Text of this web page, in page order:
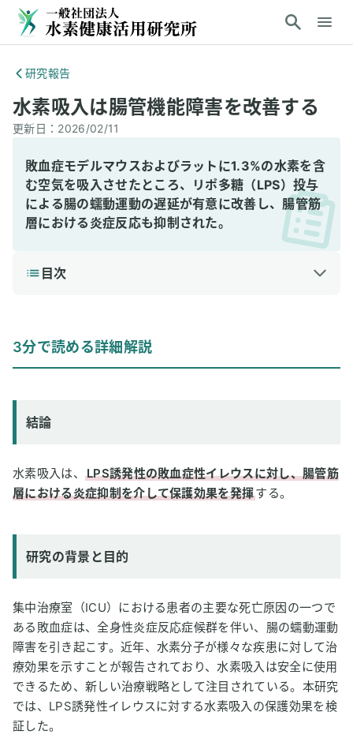
研究報告
水素吸入は腸管機能障害を改善する
更新日： 2026/02/11
敗血症モデルマウスおよびラットに1.3%の水素を含
む空気を吸入させたところ、リポ多糖（LPS）投与
による腸の蠕動運動の遅延が有意に改善し、腸管筋
層における炎症反応も抑制された。
目次
3分で読める詳細解説
結論
水素吸入は、
LPS誘発性の敗血症性イレウスに対し、腸管筋
層における炎症抑制を介して保護効果を発揮する。
研究の背景と目的
集中治療室（ICU）における患者の主要な死亡原因の一つで
ある敗血症は、全身性炎症反応症候群を伴い、腸の蠕動運動
障害を引き起こす。近年、水素分子が様々な疾患に対して治
療効果を示すことが報告されており、水素吸入は安全に使用
できるため、新しい治療戦略として注目されている。本研究
では、LPS誘発性イレウスに対する水素吸入の保護効果を検
証した。